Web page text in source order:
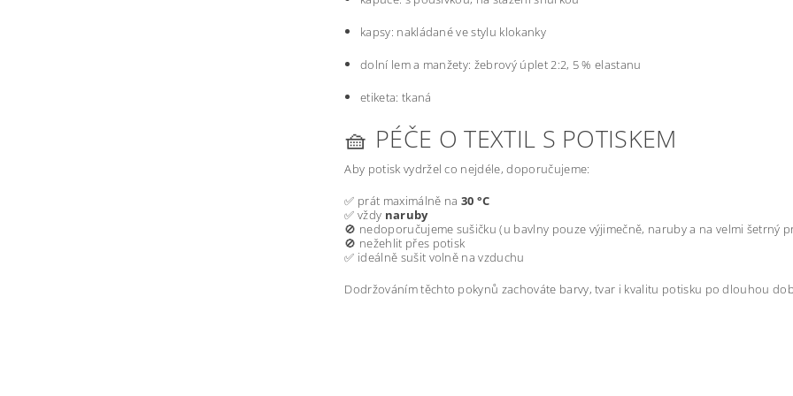
kapsy: nakládané ve stylu klokanky
dolní lem a manžety: žebrový úplet 2:2, 5 % elastanu
etiketa: tkaná
🧺 PÉČE O TEXTIL S POTISKEM
Aby potisk vydržel co nejdéle, doporučujeme:
✅ prát maximálně na 30 °C
✅ vždy naruby
🚫 nedoporučujeme sušičku (u bavlny pouze výjimečně, naruby a na velmi šetrný
🚫 nežehlit přes potisk
✅ ideálně sušit volně na vzduchu
Dodržováním těchto pokynů zachováte barvy, tvar i kvalitu potisku po dlouhou